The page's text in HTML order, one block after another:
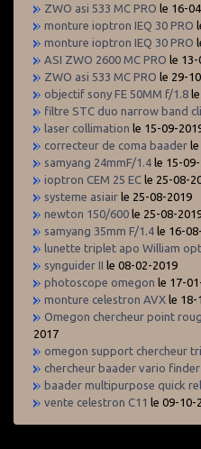
ZWO asi 533 MC PRO le 16-
monture ioptron IEQ 30 PRO
monture ioptron IEQ 30 PRO
ASI ZWO 2600 MC PRO le 13-
ZWO asi 533 MC PRO le 29-
objectif sony FE 50MM f/1.8
filtre STC duo narrow band
laser collimation le 15-09-
correcteur de coma baader
samyang 24mmF/1.4 le 15-
ioptron CEM 25 EC le 25-08-
systeme asiair le 25-08-2019
newton 150/600 le 25-08-
samyang 35mm F/1.4 le 16-
lunette triplet apo William
synguider II le 08-02-2019
photoscope omegon le 17-
monture celestron AVX le 18-
Omegon chercheur point
2017
omegon support chercheur
chercheur baader vario
baader multipurpose quick
vente celestron C11 le 09-10-